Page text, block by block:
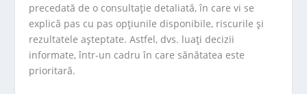
precedată de o consultație detaliată, în care vi se
explică pas cu pas opțiunile disponibile, riscurile și
rezultatele așteptate. Astfel, dvs. luați decizii
informate, într-un cadru în care sănătatea este
prioritară.